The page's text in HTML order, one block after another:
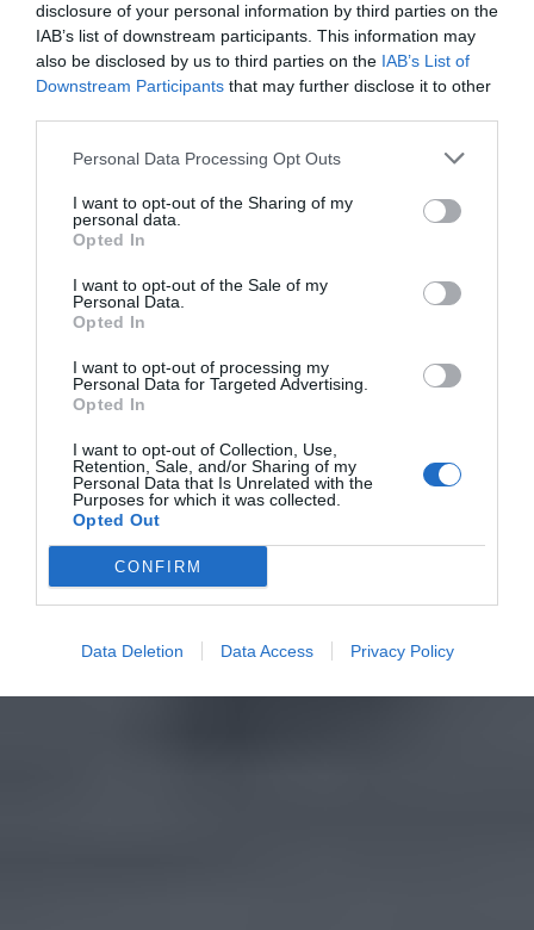
disclosure of your personal information by third parties on the
IAB’s list of downstream participants. This information may
also be disclosed by us to third parties on the IAB’s List of
Downstream Participants that may further disclose it to other
Personal Data Processing Opt Outs
I want to opt-out of the Sharing of my
personal data.
Opted In
I want to opt-out of the Sale of my
Personal Data.
Opted In
I want to opt-out of processing my
Personal Data for Targeted Advertising.
Opted In
I want to opt-out of Collection, Use,
Retention, Sale, and/or Sharing of my
Personal Data that Is Unrelated with the
Purposes for which it was collected.
Opted Out
CONFIRM
Data Deletion Data Access Privacy Policy